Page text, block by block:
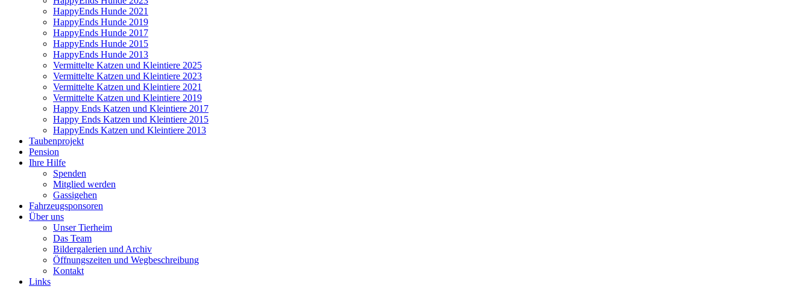
HappyEnds Hunde 2021
HappyEnds Hunde 2019
HappyEnds Hunde 2017
HappyEnds Hunde 2015
HappyEnds Hunde 2013
Vermittelte Katzen und Kleintiere 2025
Vermittelte Katzen und Kleintiere 2023
Vermittelte Katzen und Kleintiere 2021
Vermittelte Katzen und Kleintiere 2019
Happy Ends Katzen und Kleintiere 2017
Happy Ends Katzen und Kleintiere 2015
HappyEnds Katzen und Kleintiere 2013
Taubenprojekt
Pension
Ihre Hilfe
Spenden
Mitglied werden
Gassigehen
Fahrzeugsponsoren
Über uns
Unser Tierheim
Das Team
Bildergalerien und Archiv
Öffnungszeiten und Wegbeschreibung
Kontakt
Links